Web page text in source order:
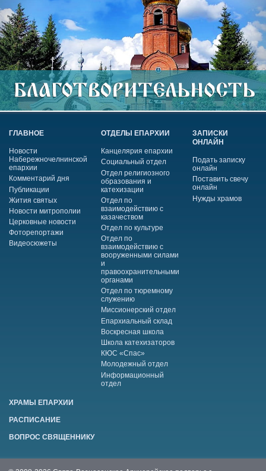
ГЛАВНОЕ
Новости
Набережночелнинской
епархии
Комментарий дня
Публикации
Жития святых
Новости митрополии
Церковные новости
Фоторепортажи
Видеосюжеты
ОТДЕЛЫ ЕПАРХИИ
Канцелярия епархии
Социальный отдел
Отдел религиозного
образования и
катехизации
Отдел по
взаимодействию с
казачеством
Отдел по культуре
Отдел по
взаимодействию с
вооруженными силами
и
правоохранительными
органами
Отдел по тюремному
служению
Миссионерский отдел
Епархиальный склад
Воскресная школа
Школа катехизаторов
КЮС «Спас»
Молодежный отдел
Информационный
отдел
ЗАПИСКИ
ОНЛАЙН
Подать записку
онлайн
Поставить свечу
онлайн
Нужды храмов
ХРАМЫ ЕПАРХИИ
РАСПИСАНИЕ
ВОПРОС СВЯЩЕННИКУ